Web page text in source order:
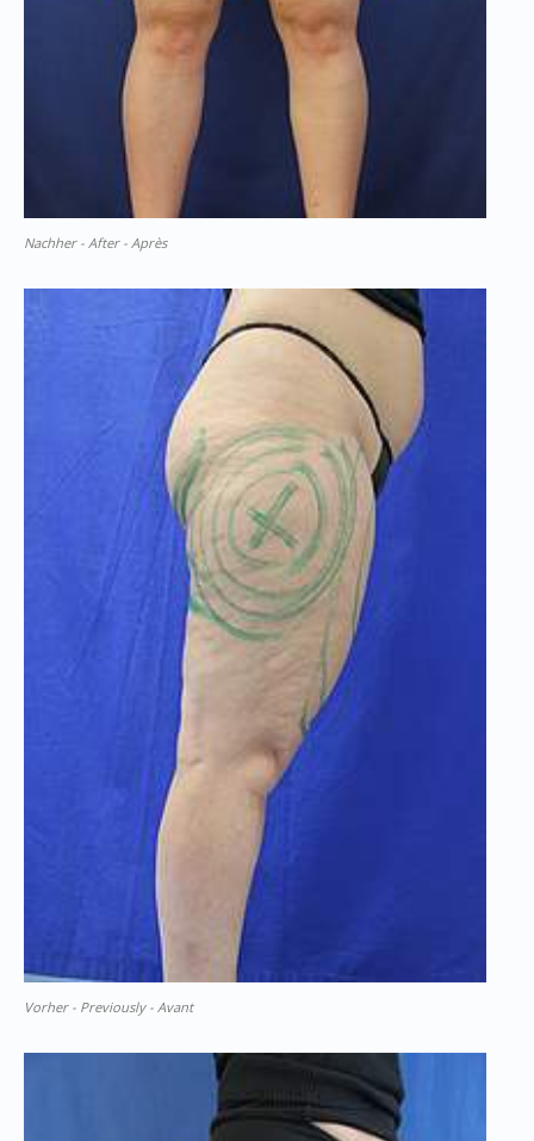
Nachher - After - Après
Vorher - Previously - Avant